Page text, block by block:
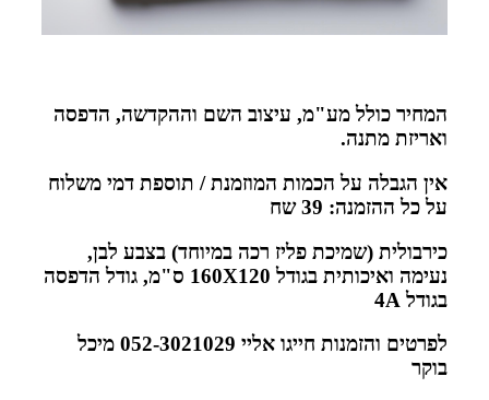
המחיר כולל מע"מ, עיצוב השם וההקדשה, הדפסה
ואריזת מתנה.
אין הגבלה על הכמות המוזמנת / תוספת דמי משלוח
על כל ההזמנה: 39 שח
כירבולית (שמיכת פליז רכה במיוחד) בצבע לבן,
נעימה ואיכותית בגודל 160 X120
ס"מ, גודל הדפסה
בגודל 4 A
לפרטים והזמנות חייגו אליי 052-3021029 מיכל
בוקר